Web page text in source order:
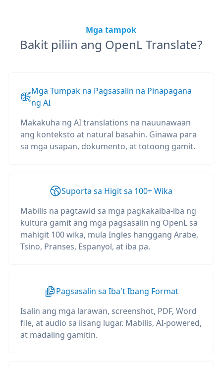
Mga tampok
Bakit piliin ang OpenL Translate?
Mga Tumpak na Pagsasalin na Pinapagana
ng AI
Makakuha ng AI translations na nauunawaan
ang konteksto at natural basahin. Ginawa para
sa mga usapan, dokumento, at totoong gamit.
Suporta sa Higit sa 100+ Wika
Mabilis na pagtawid sa mga pagkakaiba-iba ng
kultura gamit ang mga pagsasalin ng OpenL sa
mahigit 100 wika, mula Ingles hanggang Arabe,
Tsino, Pranses, Espanyol, at iba pa.
Pagsasalin sa Iba't Ibang Format
Isalin ang mga larawan, screenshot, PDF, Word
file, at audio sa iisang lugar. Mabilis, AI-powered,
at madaling gamitin.